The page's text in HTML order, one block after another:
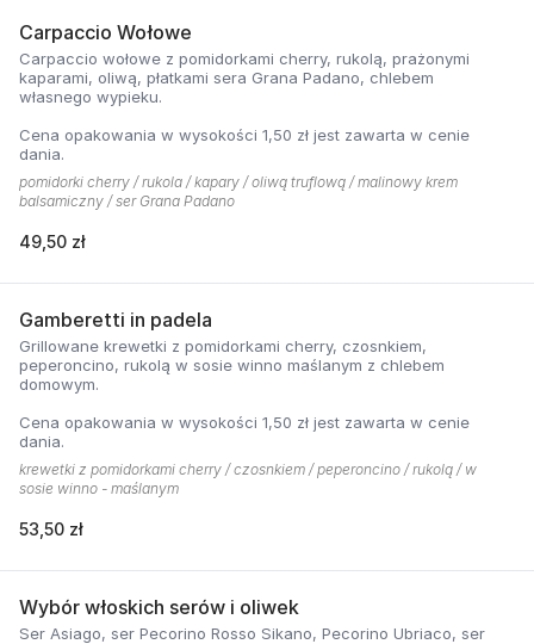
Carpaccio Wołowe
Carpaccio wołowe z pomidorkami cherry, rukolą, prażonymi
kaparami, oliwą, płatkami sera Grana Padano, chlebem
własnego wypieku.
Cena opakowania w wysokości 1,50 zł jest zawarta w cenie
dania.
pomidorki cherry / rukola / kapary / oliwą truflową / malinowy krem
balsamiczny / ser Grana Padano
49,50 zł
Gamberetti in padela
Grillowane krewetki z pomidorkami cherry, czosnkiem,
peperoncino, rukolą w sosie winno maślanym z chlebem
domowym.
Cena opakowania w wysokości 1,50 zł jest zawarta w cenie
dania.
krewetki z pomidorkami cherry / czosnkiem / peperoncino / rukolą / w
sosie winno - maślanym
53,50 zł
Wybór włoskich serów i oliwek
Ser Asiago, ser Pecorino Rosso Sikano, Pecorino Ubriaco, ser